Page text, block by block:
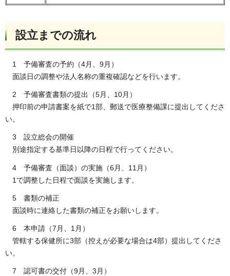
設立までの流れ
1 予備審査の予約（4月、9月）
面談日の調整や法人名称の重複確認などを行います。
2 予備審査書類の提出（5月、10月）
押印前の申請書案を紙で1部、郵送で医療整備課に提出してくださ
い。
3 設立総会の開催
別途指定する基準日以降の日程で行ってください。
4 予備審査（面談）の実施（6月、11月）
1で調整した日程で面談を実施します。
5 書類の補正
面談時に連絡した書類の補正をお願いします。
6 本申請（7月、1月）
管轄する保健所に3部（控えが必要な場合は4部）提出してくださ
い。
7 認可書の交付（9月、3月）